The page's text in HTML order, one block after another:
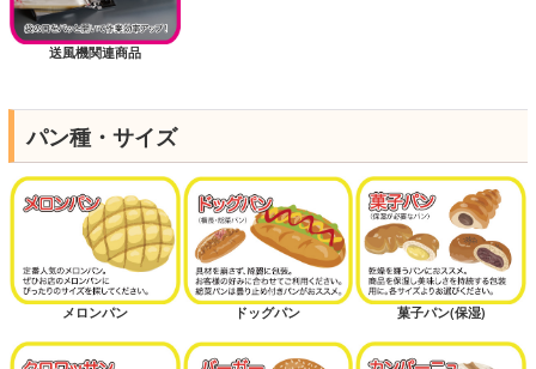
送風機関連商品
パン種・サイズ
メロンパン ドッグパン 菓子パン(保湿)